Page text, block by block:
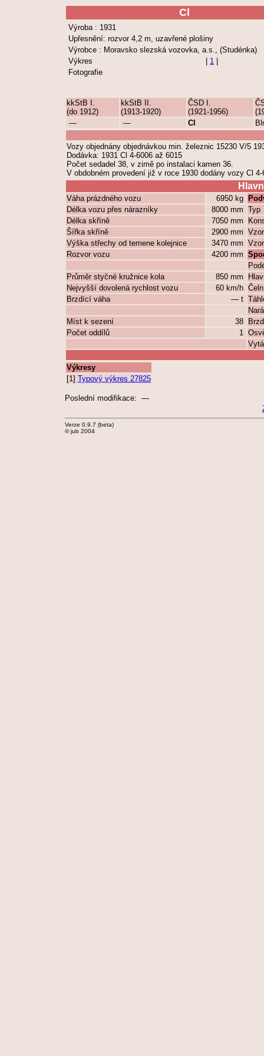
Cl
Výroba : 1931
Upřesnění: rozvor 4,2 m, uzavřené plošiny
Výrobce : Moravsko slezská vozovka, a.s., (Studénka)
Výkres
1
Fotografie
kkStB I.
(do 1912)
kkStB II.
(1913-1920)
ČSD I.
(1921-1956)
—
— Cl
Vozy objednány objednávkou min. železnic 15230 V/5
Dodávka: 1931 Cl 4-6006 až 6015
Počet sedadel 38, v zimě po instalaci kamen 36.
V obdobném provedení již v roce 1930 dodány vozy Cl 4-
Váha prázdného vozu 6950 kg
Délka vozu přes nárazníky
8000 mm Typ
Délka skříně
7050 mm
Šířka skříně
2900 mm
Výška střechy od temene kolejnice
3470 mm
Rozvor vozu
4200 mm
Průměr styčné kružnice kola
850 mm
Nejvyšší dovolená rychlost vozu
60 km/h
Brzdící váha
— t
Míst k sezení
38
Počet oddílů
1
Výkresy
[1] Typový výkres 27825
Poslední modifikace: —
Verze 0.9.7 (beta)
© jub 2004